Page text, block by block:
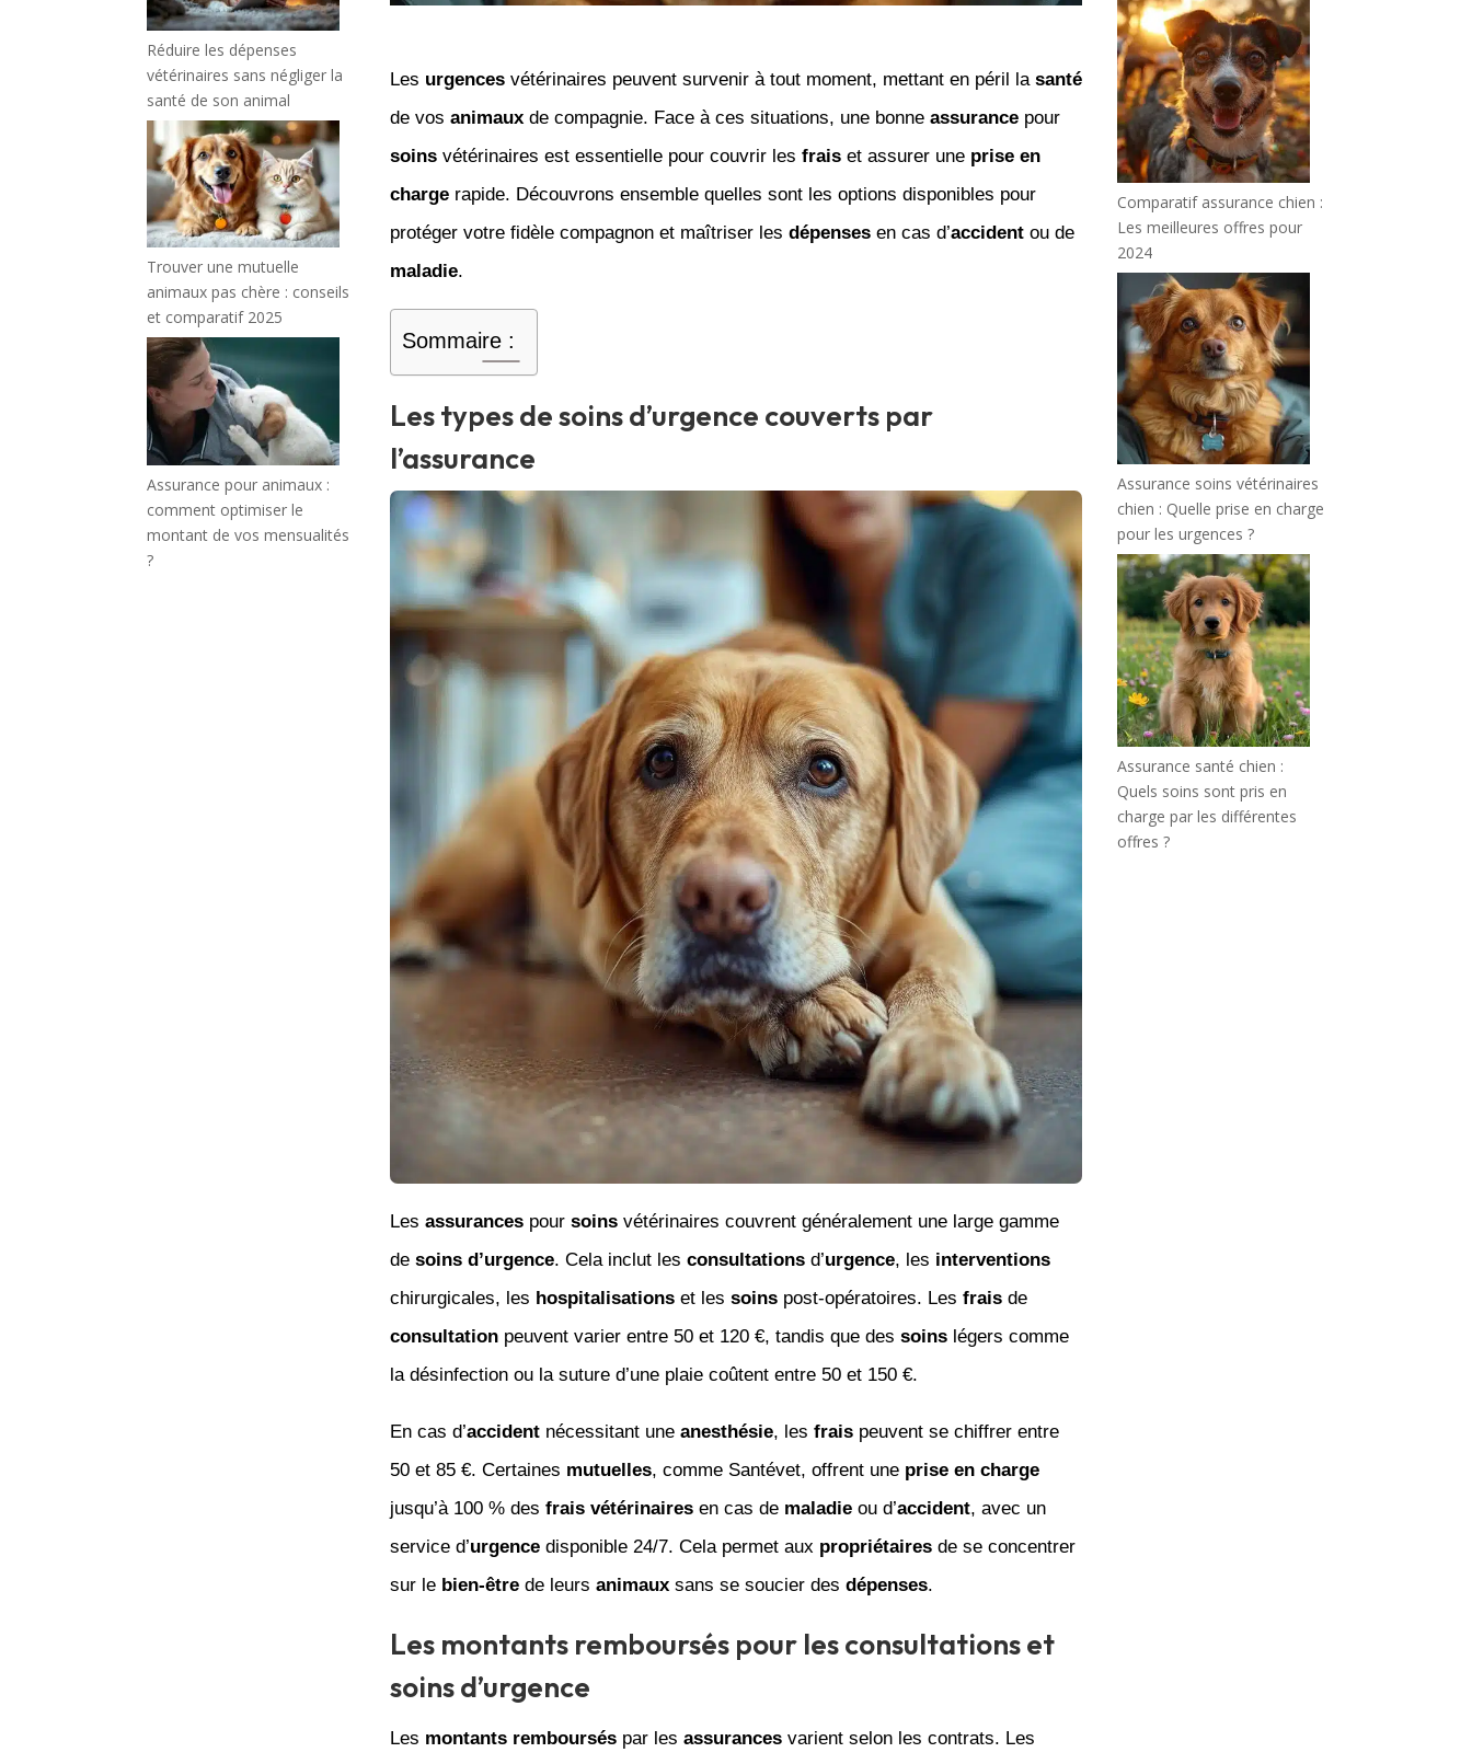
Réduire les dépenses
vétérinaires sans négliger la
santé de son animal
Trouver une mutuelle
animaux pas chère : conseils
et comparatif 2025
Assurance pour animaux :
comment optimiser le
montant de vos mensualités
?
Les urgencesvétérinaires peuvent survenir à tout moment, mettant en péril la santé
de vos animauxde compagnie. Face à ces situations, une bonne assurancepour
soinsvétérinaires est essentielle pour couvrir les fraiset assurer une prise en
chargerapide. Découvrons ensemble quelles sont les options disponibles pour
protéger votre fidèle compagnon et maîtriser les dépensesen cas d’accidentou de
maladie.
Sommaire :
Les types de soins d’urgence couverts par
l’assurance
Les assurancespour soinsvétérinaires couvrent généralement une large gamme
de soins d’urgence. Cela inclut les consultationsd’urgence, les interventions
chirurgicales, les hospitalisationset les soinspost-opératoires. Les fraisde
consultationpeuvent varier entre 50 et 120 €, tandis que des soinslégers comme
la désinfection ou la suture d’une plaie coûtent entre 50 et 150 €.
En cas d’accidentnécessitant une anesthésie, les fraispeuvent se chiffrer entre
50 et 85 €. Certaines mutuelles, comme Santévet, offrent une prise en charge
jusqu’à 100 % des frais vétérinairesen cas de maladieou d’accident, avec un
service d’urgencedisponible 24/7. Cela permet aux propriétairesde se concentrer
sur le bien-êtrede leurs animauxsans se soucier des dépenses.
Les montants remboursés pour les consultations et
soins d’urgence
Les montants rembourséspar les assurancesvarient selon les contrats. Les
Comparatif assurance chien :
Les meilleures offres pour
2024
Assurance soins vétérinaires
chien : Quelle prise en charge
pour les urgences ?
Assurance santé chien :
Quels soins sont pris en
charge par les différentes
offres ?